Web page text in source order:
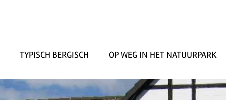
TYPISCH BERGISCH OP WEG IN HET NATUURPARK